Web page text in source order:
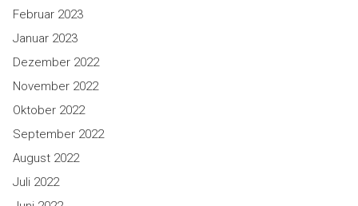
Februar 2023
Januar 2023
Dezember 2022
November 2022
Oktober 2022
September 2022
August 2022
Juli 2022